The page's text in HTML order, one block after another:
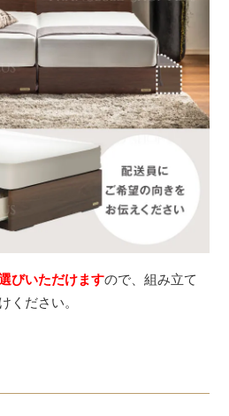
びいただけますので、組み立て
ください。